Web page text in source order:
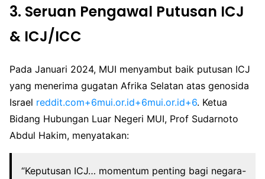
3. Seruan Pengawal Putusan ICJ
& ICJ/ICC
Pada Januari 2024, MUI menyambut baik putusan ICJ
yang menerima gugatan Afrika Selatan atas genosida
Israel reddit.com+6mui.or.id+6mui.or.id+6. Ketua
Bidang Hubungan Luar Negeri MUI, Prof Sudarnoto
Abdul Hakim, menyatakan:
“Keputusan ICJ… momentum penting bagi negara-